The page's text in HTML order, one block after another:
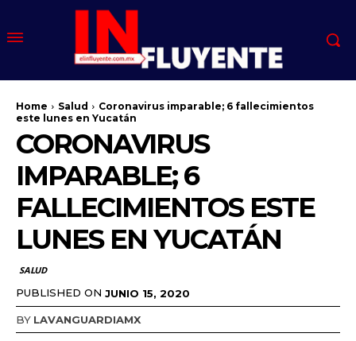
Home Salud
Coronavirus imparable; 6 fallecimientos
este lunes en Yucatán
CORONAVIRUS
IMPARABLE; 6
FALLECIMIENTOS ESTE
LUNES EN YUCATÁN
SALUD
PUBLISHED ON JUNIO 15, 2020
BY LAVANGUARDIAMX